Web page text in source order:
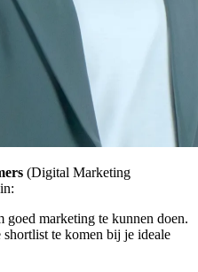
(Digital Marketing
marketing te kunnen doen.
te komen bij je ideale